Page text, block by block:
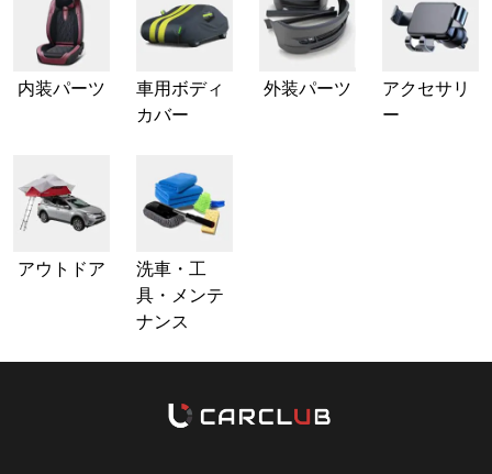
内装パーツ
車用ボディ
カバー
外装パーツ
アクセサリ
ー
アウトドア
洗車・工
具・メンテ
ナンス